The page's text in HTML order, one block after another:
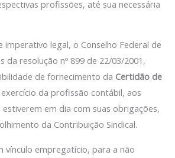
profissões, até sua necessária
imperativo legal, o Conselho Federal de
da resolução nº 899 de 22/03/2001,
de fornecimento da Certidão de
da profissão contábil, aos
em dia com suas obrigações,
da Contribuição Sindical.
vínculo empregatício, para a não